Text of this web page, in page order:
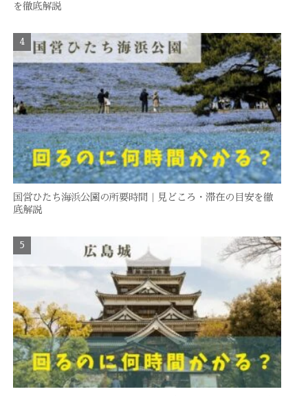
を徹底解説
国営ひたち海浜公園の所要時間｜見どころ・滞在の目安を徹
底解説